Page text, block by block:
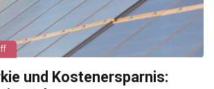
und Kostenersparnis: